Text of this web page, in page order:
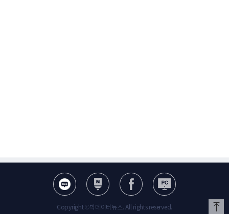
Copyright ©빅데이터뉴스. All rights reserved.